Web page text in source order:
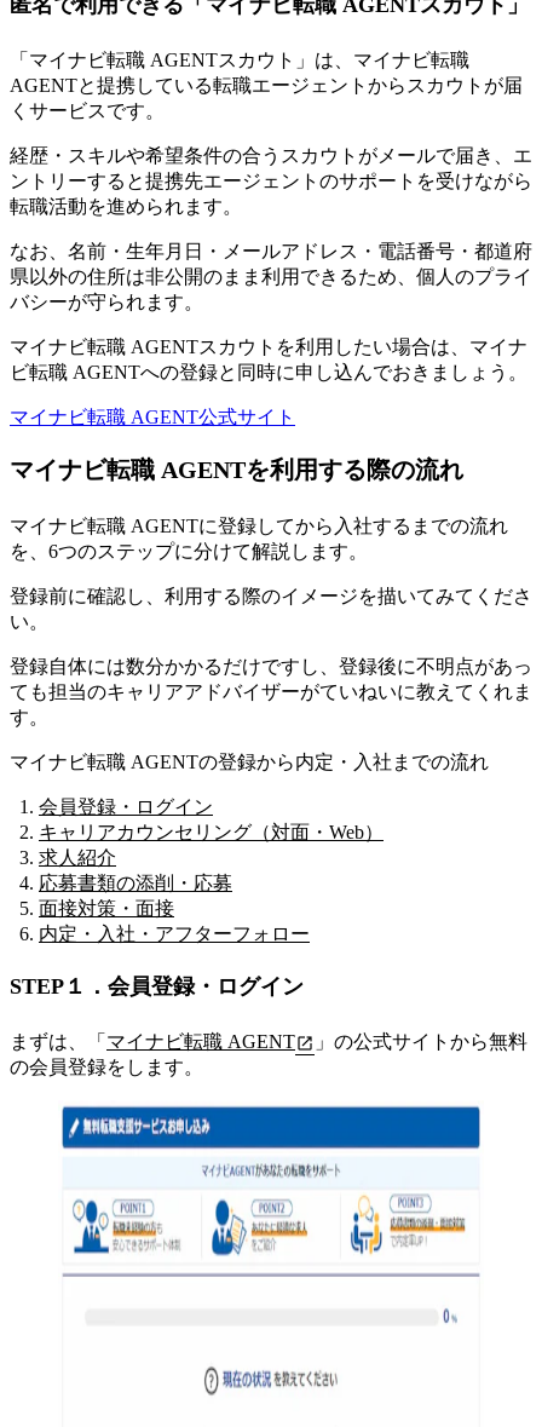
「マイナビ転職 AGENTスカウト」は、マイナビ転職
AGENTと提携している転職エージェントからスカウトが届
くサービスです。
経歴・スキルや希望条件の合うスカウトがメールで届き、エ
ントリーすると提携先エージェントのサポートを受けながら
転職活動を進められます。
なお、名前・生年月日・メールアドレス・電話番号・都道府
県以外の住所は非公開のまま利用できるため、個人のプライ
バシーが守られます。
マイナビ転職 AGENTスカウトを利用したい場合は、マイナ
ビ転職 AGENTへの登録と同時に申し込んでおきましょう。
マイナビ転職 AGENT公式サイト
マイナビ転職 AGENTを利用する際の流れ
マイナビ転職 AGENTに登録してから入社するまでの流れ
を、6つのステップに分けて解説 します。
登録前に確認し、利用する際のイメージを描いてみてくださ
い。
登録自体には数分かかるだけですし、登録後に不明点があっ
ても担当のキャリアアドバイザーがていねいに教えてくれま
す。
マイナビ転職 AGENTの登録から内定・入社までの流れ
会員登録・ログイン
キャリアカウンセリング（対面・Web）
求人紹介
応募書類の添削・応募
面接対策・面接
内定・入社・アフターフォロー
STEP１．会員登録・ログイン
まずは、「 マイナビ転職 AGENT
」の公式サイトから無料
の会員登録をします。